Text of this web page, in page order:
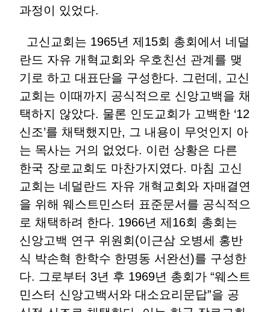
과정이 있었다.
고신교회는 1965년 제15회 총회에서 네덜
란드 자유 개혁교회와 우호친선 관계를 맺
기로 하고 대표단을 구성한다. 그런데, 고신
교회는 이때까지 공식적으로 신앙고백을 채
택하지 않았다. 물론 인도교회가 고백한 ‘12
신조’를 채택했지만, 그 내용이 무엇인지 아
는 목사는 거의 없었다. 이런 상황은 다른
한국 장로교회도 마찬가지였다. 마침 고신
교회는 네덜란드 자유 개혁교회와 자매결연
을 위해 웨스트민스터 표준문서를 공식적으
로 채택하려 한다. 1966년 제16회 총회는
신앙고백 연구 위원회(이근삼 오병세 홍반
식 박손혁 한학수 한명동 서완선)를 구성한
다. 그로부터 3년 후 1969년 총회가 “웨스트
민스터 신앙고백서와 대소요리문답”을 공